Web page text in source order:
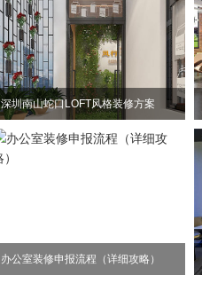
深圳南山蛇口LOFT风格装修方案
办公室装修申报流程（详细攻略）